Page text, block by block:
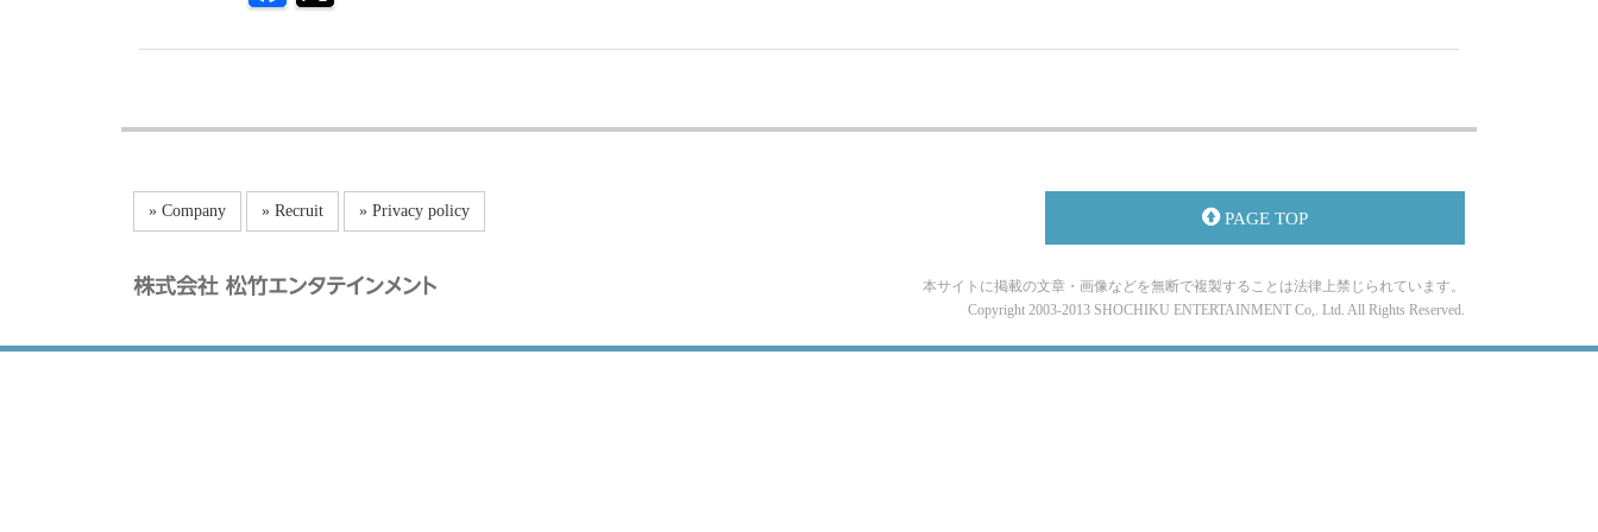
» Company » Recruit » Privacy policy PAGE TOP
本サイトに掲載の文章・画像などを無断で複製することは法律上禁じられています。
Copyright 2003-2013 SHOCHIKU ENTERTAINMENT Co,. Ltd. All Rights Reserved.